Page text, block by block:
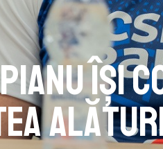
își
alături